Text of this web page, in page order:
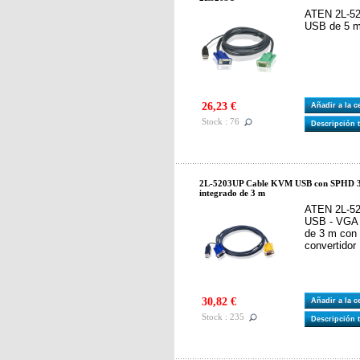
ATEN 2L-
USB de 5
26,23 €
Stock : 76
Añadir a la
Descripción
2L-5203UP Cable KVM USB con SPHD
integrado de 3 m
ATEN 2L-
USB -
de 3 m con
convertidor
30,82 €
Stock : 235
Añadir a la
Descripción